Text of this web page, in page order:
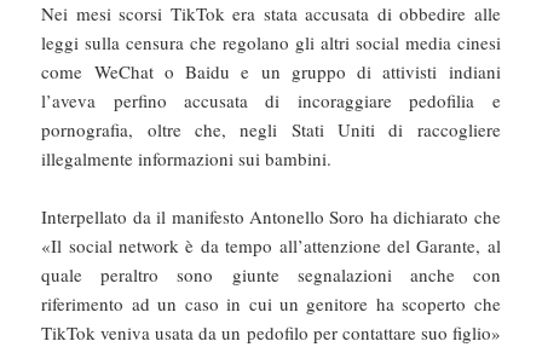
Nei mesi scorsi TikTok era stata accusata di obbedire alle
leggi sulla censura che regolano gli altri social media cinesi
come WeChat o Baidu e un gruppo di attivisti indiani
l’aveva perfino accusata di incoraggiare pedofilia e
pornografia, oltre che, negli Stati Uniti di raccogliere
illegalmente informazioni sui bambini.
Interpellato da il manifesto Antonello Soro ha dichiarato che
«Il social network è da tempo all’attenzione del Garante, al
quale peraltro sono giunte segnalazioni anche con
riferimento ad un caso in cui un genitore ha scoperto che
TikTok veniva usata da un pedofilo per contattare suo figlio»